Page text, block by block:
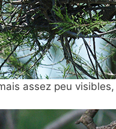
assez peu